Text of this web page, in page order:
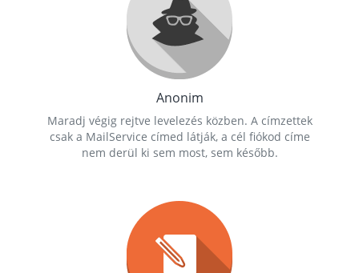
Anonim
Maradj végig rejtve levelezés közben. A címzettek
csak a MailService címed látják, a cél fiókod címe
nem derül ki sem most, sem később.